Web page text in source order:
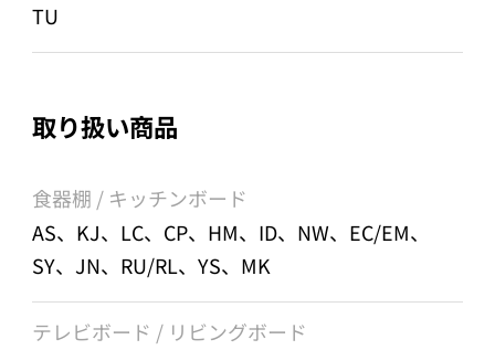
TU
取り扱い商品
食器棚 / キッチンボード
AS、KJ、LC、CP、HM、ID、NW、EC/EM、
SY、JN、RU/RL、YS、MK
テレビボード / リビングボード